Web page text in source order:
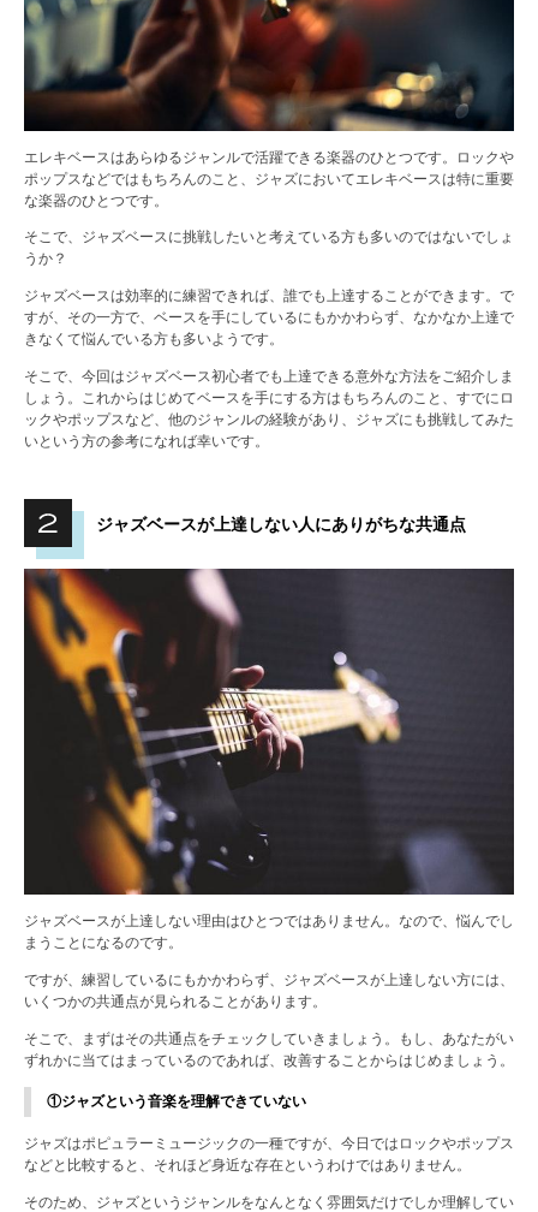
エレキベースはあらゆるジャンルで活躍できる楽器のひとつです。ロックや
ポップスなどではもちろんのこと、ジャズにおいてエレキベースは特に重要
な楽器のひとつです。
そこで、ジャズベースに挑戦したいと考えている方も多いのではないでしょ
うか？
ジャズベースは効率的に練習できれば、誰でも上達することができます。で
すが、その一方で、ベースを手にしているにもかかわらず、なかなか上達で
きなくて悩んでいる方も多いようです。
そこで、今回はジャズベース初心者でも上達できる意外な方法をご紹介しま
しょう。これからはじめてベースを手にする方はもちろんのこと、すでにロ
ックやポップスなど、他のジャンルの経験があり、ジャズにも挑戦してみた
いという方の参考になれば幸いです。
ジャズベースが上達しない人にありがちな共通点
ジャズベースが上達しない理由はひとつではありません。なので、悩んでし
まうことになるのです。
ですが、練習しているにもかかわらず、ジャズベースが上達しない方には、
いくつかの共通点が見られることがあります。
そこで、まずはその共通点をチェックしていきましょう。もし、あなたがい
ずれかに当てはまっているのであれば、改善することからはじめましょう。
①ジャズという音楽を理解できていない
ジャズはポピュラーミュージックの一種ですが、今日ではロックやポップス
などと比較すると、それほど身近な存在というわけではありません。
そのため、ジャズというジャンルをなんとなく雰囲気だけでしか理解してい